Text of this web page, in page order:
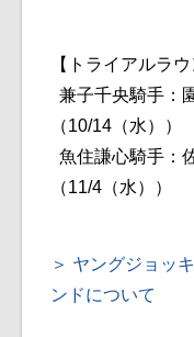
【トライアルラ
兼子千央騎手：
（10/14（水））
魚住謙心騎手：
（11/4（水））
ヤングジョッ
ンドについて